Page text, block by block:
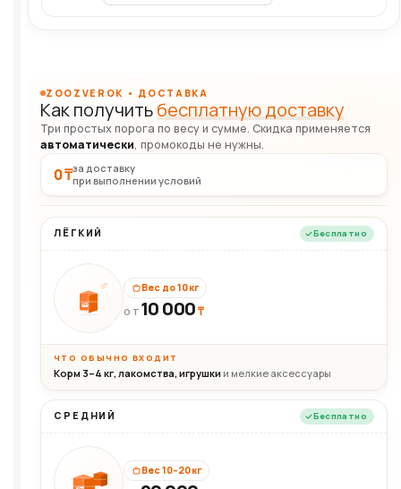
ZOOZVEROK • ДОСТАВКА
Как получитьбесплатную доставку
Три простых порога по весу и сумме. Скидка применяется
автоматически, промокоды не нужны.
0 ₸за доставку
при выполнении условий
ЛЁГКИЙ Бесплатно
10кг
Вес до 10 кг
ОТ 10 000₸
ЧТО ОБЫЧНО ВХОДИТ
Корм 3–4 кг, лакомства, игрушки и мелкие аксессуары
СРЕДНИЙ Бесплатно
Вес 10–20 кг